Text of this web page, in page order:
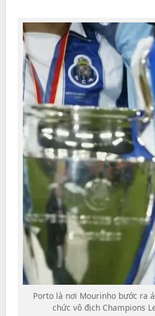
Porto là nơi Mourinho bước ra
chức vô địch Champions